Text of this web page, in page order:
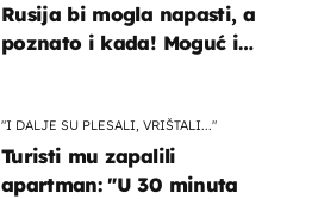
Rusija bi mogla napasti, a
poznato i kada! Moguć i
"I DALJE SU PLESALI, VRIŠTALI..."
Turisti mu zapalili
apartman: "U 30 minuta